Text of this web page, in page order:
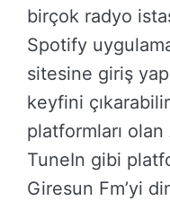
birçok radyo
Spotify
sitesine giriş
keyfini
platformları
TuneIn gibi
Giresun Fm’yi